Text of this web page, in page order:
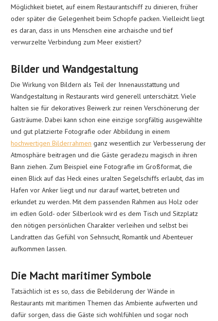
Möglichkeit bietet, auf einem Restaurantschiff zu dinieren, früher
oder später die Gelegenheit beim Schopfe packen. Vielleicht liegt
es daran, dass in uns Menschen eine archaische und tief
verwurzelte Verbindung zum Meer existiert?
Bilder und Wandgestaltung
Die Wirkung von Bildern als Teil der Innenausstattung und
Wandgestaltung in Restaurants wird generell unterschätzt. Viele
halten sie für dekoratives Beiwerk zur reinen Verschönerung der
Gasträume. Dabei kann schon eine einzige sorgfältig ausgewählte
und gut platzierte Fotografie oder Abbildung in einem
hochwertigen Bilderrahmen ganz wesentlich zur Verbesserung der
Atmosphäre beitragen und die Gäste geradezu magisch in ihren
Bann ziehen. Zum Beispiel eine Fotografie im Großformat, die
einen Blick auf das Heck eines uralten Segelschiffs erlaubt, das im
Hafen vor Anker liegt und nur darauf wartet, betreten und
erkundet zu werden. Mit dem passenden Rahmen aus Holz oder
im edlen Gold- oder Silberlook wird es dem Tisch und Sitzplatz
den nötigen persönlichen Charakter verleihen und selbst bei
Landratten das Gefühl von Sehnsucht, Romantik und Abenteuer
aufkommen lassen.
Die Macht maritimer Symbole
Tatsächlich ist es so, dass die Bebilderung der Wände in
Restaurants mit maritimen Themen das Ambiente aufwerten und
dafür sorgen, dass die Gäste sich wohlfühlen und sogar noch